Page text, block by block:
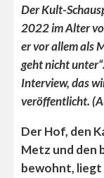
Der Kult-
2022 im Alter
er vor allem als
geht nicht
Interview, das
veröffentlicht.
Der Hof, den
Metz und den
bewohnt, liegt